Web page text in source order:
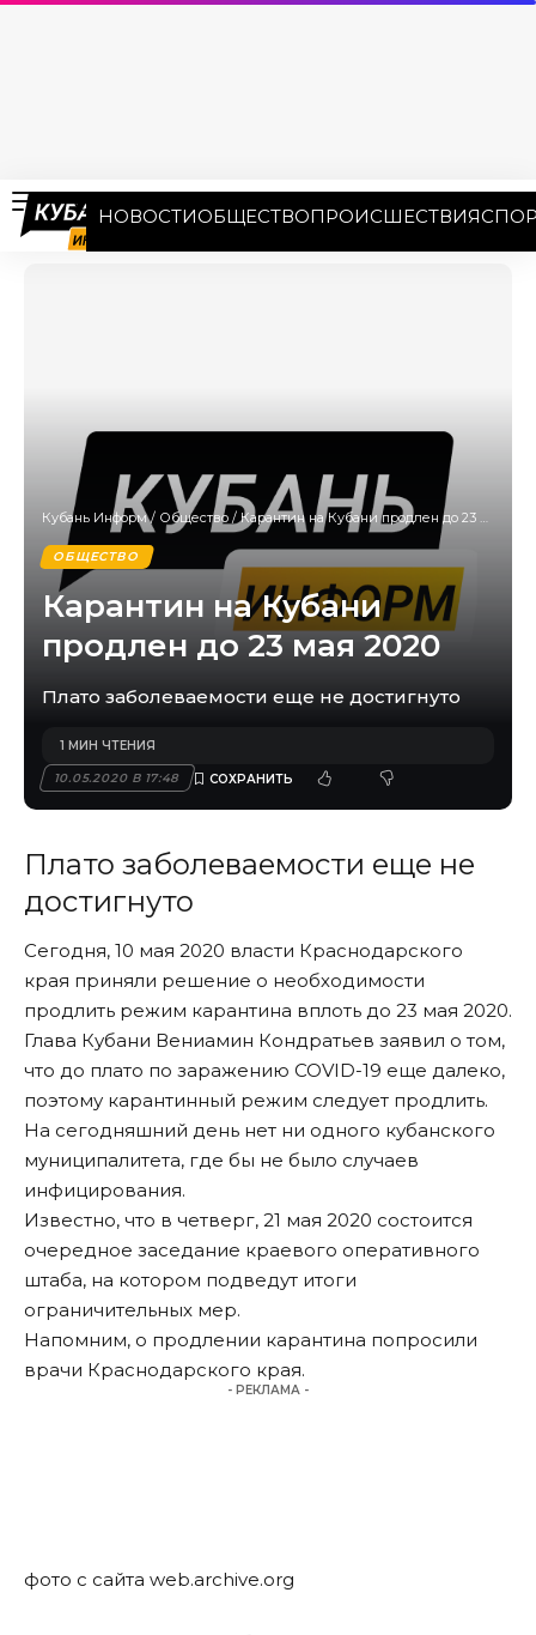
НОВОСТИОБЩЕСТВОПРОИСШЕСТВИЯ
Кубань Информ/ Общество /Карантин на Кубани продлен до 23 мая 2020
ОБЩЕСТВО
Карантин на Кубани
продлен до 23 мая 2020
Плато заболеваемости еще не достигнуто
10.05.2020 В 17:48
1 МИН ЧТЕНИЯ
Плато заболеваемости еще не
достигнуто
Сегодня, 10 мая 2020 власти Краснодарского
края приняли решение о необходимости
продлить режим карантина вплоть до 23 мая 2020.
Глава Кубани Вениамин Кондратьев заявил о том,
что до плато по заражению COVID-19 еще далеко,
поэтому карантинный режим следует продлить.
На сегодняшний день нет ни одного кубанского
муниципалитета, где бы не было случаев
инфицирования.
Известно, что в четверг, 21 мая 2020 состоится
очередное заседание краевого оперативного
штаба, на котором подведут итоги
ограничительных мер.
Напомним, о продлении карантина попросили
врачи Краснодарского края.
- РЕКЛАМА -
фото с сайта web.archive.org